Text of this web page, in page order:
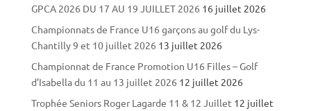
GPCA 2026 DU 17 AU 19 JUILLET 2026 16 juillet 2026
Championnats de France U16 garçons au golf du Lys-
Chantilly 9 et 10 juillet 2026 13 juillet 2026
Championnat de France Promotion U16 Filles – Golf
d’Isabella du 11 au 13 juillet 2026 12 juillet 2026
Trophée Seniors Roger Lagarde 11 & 12 Juillet 12 juillet